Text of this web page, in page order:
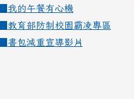
我的午餐有心機
教育部防制校園霸凌專區
書包減重宣導影片